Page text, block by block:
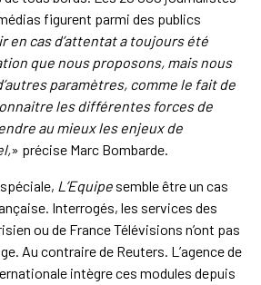
figurent parmi des publics
en cas d’attentat a toujours été
que nous proposons, mais nous
paramètres, comme le fait de
les différentes forces de
au mieux les enjeux de
» précise Marc Bombarde.
L’Equipesemble être un cas
Interrogés, les services des
ou de France Télévisions n’ont pas
Au contraire de Reuters. L’agence de
intègre ces modules depuis